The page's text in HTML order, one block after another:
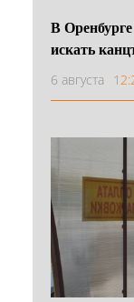
В
искать
6 августа